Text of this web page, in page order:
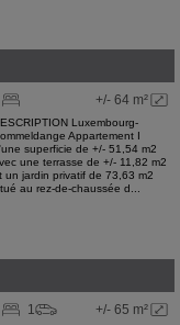
+/- 64 m²
Luxembourg-
Appartement I
superficie de +/- 51,54 m2
une terrasse de +/- 11,82 m2
un jardin privatif de 73,63 m2
au rez-de-chaussée d...
+/- 65 m²
1